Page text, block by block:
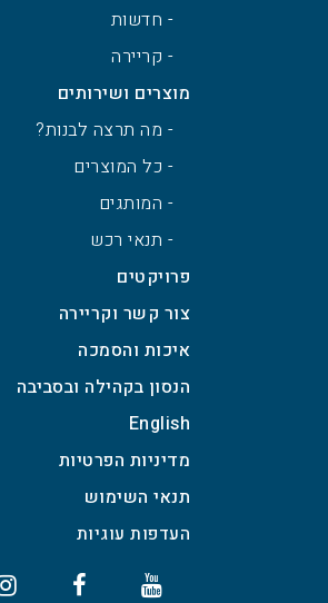
- חדשות
- קריירה
מוצרים ושירותים
- מה תרצה לבנות?
- כל המוצרים
- המותגים
- תנאי רכש
פרויקטים
צור קשר וקריירה
איכות והסמכה
הנסון בקהילה ובסביבה
English
מדיניות הפרטיות
תנאי השימוש